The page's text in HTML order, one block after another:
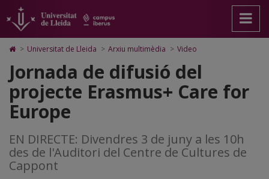
Jornada
de
difusió
del
projecte
Erasmus+
for
Europe
pàgina
principal.
Universitat
de
Lleida
contingut
principal
pàgina
Mapa
Web.
Universitat
Lleida
Cerca
Accessibilitat.
Universitat
Lleida
Icono
Home
para
ir
a
la
página
inicio
> Universitat de Lleida > Arxiu multimèdia > Video
Jornada de difusió del
projecte Erasmus+ Care for
Europe
EN DIRECTE: Divendres 3 de juny a les 10h
des de l'Auditori del Centre de Cultures de
Cappont